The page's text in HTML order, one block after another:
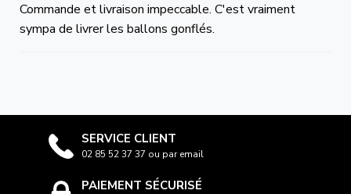
Commande et livraison impeccable. C'est vraiment
sympa de livrer les ballons gonflés.
SERVICE CLIENT
02 85 52 37 37 ou par email
PAIEMENT SÉCURISÉ